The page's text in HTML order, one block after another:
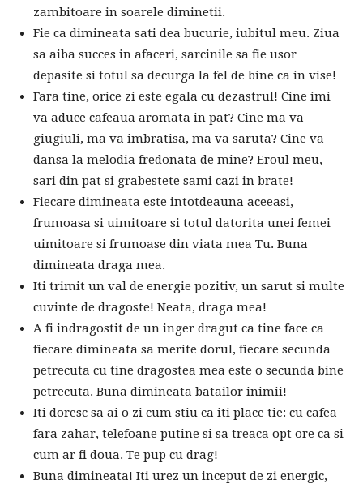
zambitoare in soarele diminetii.
Fie ca dimineata sati dea bucurie, iubitul meu. Ziua
sa aiba succes in afaceri, sarcinile sa fie usor
depasite si totul sa decurga la fel de bine ca in vise!
Fara tine, orice zi este egala cu dezastrul! Cine imi
va aduce cafeaua aromata in pat? Cine ma va
giugiuli, ma va imbratisa, ma va saruta? Cine va
dansa la melodia fredonata de mine? Eroul meu,
sari din pat si grabestete sami cazi in brate!
Fiecare dimineata este intotdeauna aceeasi,
frumoasa si uimitoare si totul datorita unei femei
uimitoare si frumoase din viata mea Tu. Buna
dimineata draga mea.
Iti trimit un val de energie pozitiv, un sarut si multe
cuvinte de dragoste! Neata, draga mea!
A fi indragostit de un inger dragut ca tine face ca
fiecare dimineata sa merite dorul, fiecare secunda
petrecuta cu tine dragostea mea este o secunda bine
petrecuta. Buna dimineata batailor inimii!
Iti doresc sa ai o zi cum stiu ca iti place tie: cu cafea
fara zahar, telefoane putine si sa treaca opt ore ca si
cum ar fi doua. Te pup cu drag!
Buna dimineata! Iti urez un inceput de zi energic,